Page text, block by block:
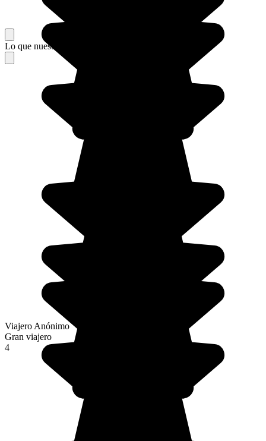
Lo que nuestros viajeros piensan de su estancia
Viajero Anónimo
Gran viajero
4